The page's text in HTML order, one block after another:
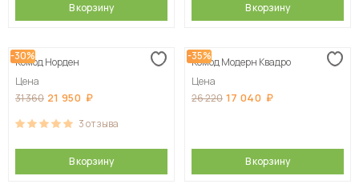
В корзину В корзину
-30%
Комод Норден
Цена
31 360 21 950
3отзыва
В корзину
-35%
Комод Модерн Квадро
Цена
26 220 17 040
В корзину